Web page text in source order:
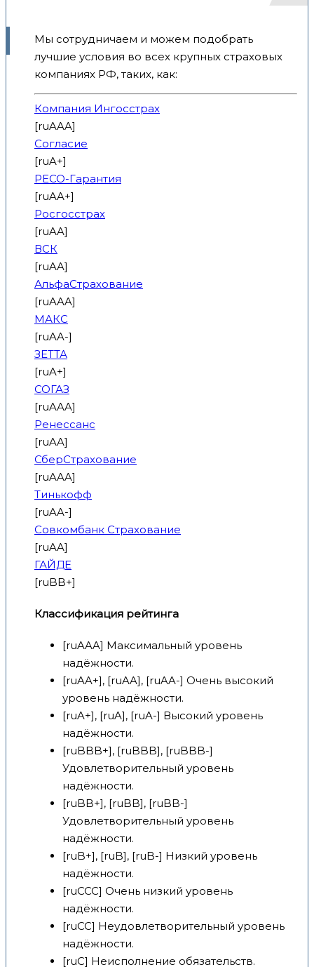
Мы сотрудничаем и можем подобрать
лучшие условия во всех крупных страховых
компаниях РФ, таких, как:
Компания Ингосстрах
[ruAAA]
Согласие
[ruA+]
РЕСО-Гарантия
[ruAA+]
Росгосстрах
[ruAA]
ВСК
[ruAA]
АльфаСтрахование
[ruAAA]
МАКС
[ruAA-]
ЗЕТТА
[ruA+]
СОГАЗ
[ruAAA]
Ренессанс
[ruAA]
СберСтрахование
[ruAAA]
Тинькофф
[ruAA-]
Совкомбанк Страхование
[ruAA]
ГАЙДЕ
[ruBB+]
Классификация рейтинга
[ruAAA] Максимальный уровень
надёжности.
[ruAA+], [ruAA], [ruAA-] Очень высокий
уровень надёжности.
[ruA+], [ruA], [ruA-] Высокий уровень
надёжности.
[ruBBB+], [ruBBB], [ruBBB-]
Удовлетворительный уровень
надёжности.
[ruBB+], [ruBB], [ruBB-]
Удовлетворительный уровень
надёжности.
[ruB+], [ruB], [ruB-] Низкий уровень
надёжности.
[ruCCC] Очень низкий уровень
надёжности.
[ruCC] Неудовлетворительный уровень
надёжности.
[ruC] Неисполнение обязательств.